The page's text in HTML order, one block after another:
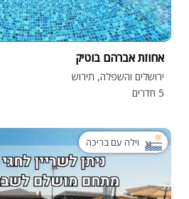
אחוזת אברהם בוטיק
ירושלים והשפלה, תירוש
5 חדרים
וילה עם בריכה